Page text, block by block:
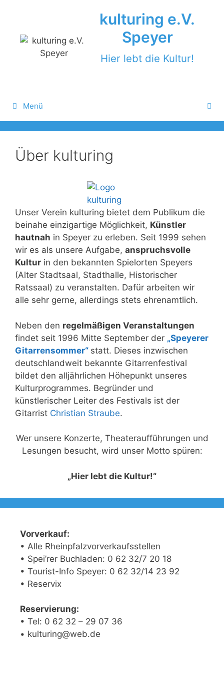
kulturing e.V.
Speyer
Hier lebt die Kultur!
Menü
Über kulturing
Unser Verein kulturing bietet dem Publikum die
beinahe einzigartige Möglichkeit, Künstler
hautnah in Speyer zu erleben. Seit 1999 sehen
wir es als unsere Aufgabe, anspruchsvolle
Kultur in den bekannten Spielorten Speyers
(Alter Stadtsaal, Stadthalle, Historischer
Ratssaal) zu veranstalten. Dafür arbeiten wir
alle sehr gerne, allerdings stets ehrenamtlich.
Neben den regelmäßigen Veranstaltungen
findet seit 1996 Mitte September der „Speyerer
Gitarrensommer“ statt. Dieses inzwischen
deutschlandweit bekannte Gitarrenfestival
bildet den alljährlichen Höhepunkt unseres
Kulturprogrammes. Begründer und
künstlerischer Leiter des Festivals ist der
Gitarrist Christian Straube.
Wer unsere Konzerte, Theateraufführungen und
Lesungen besucht, wird unser Motto spüren:
„Hier lebt die Kultur!“
Vorverkauf:
• Alle Rheinpfalzvorverkaufsstellen
• Spei’rer Buchladen: 0 62 32/7 20 18
• Tourist-Info Speyer: 0 62 32/14 23 92
• Reservix
Reservierung:
• Tel: 0 62 32 – 29 07 36
• kulturing@web.de